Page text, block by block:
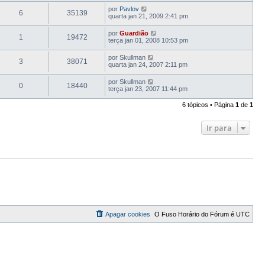
6 35139 por Pavlov
quarta jan 21, 2009 2:41 pm
1 19472 por Guardião
terça jan 01, 2008 10:53 pm
3 38071 por Skullman
quarta jan 24, 2007 2:11 pm
0 18440 por Skullman
terça jan 23, 2007 11:44 pm
6 tópicos • Página 1 de 1
Ir para
O Fuso Horário do Fórum é UTC
Apagar cookies